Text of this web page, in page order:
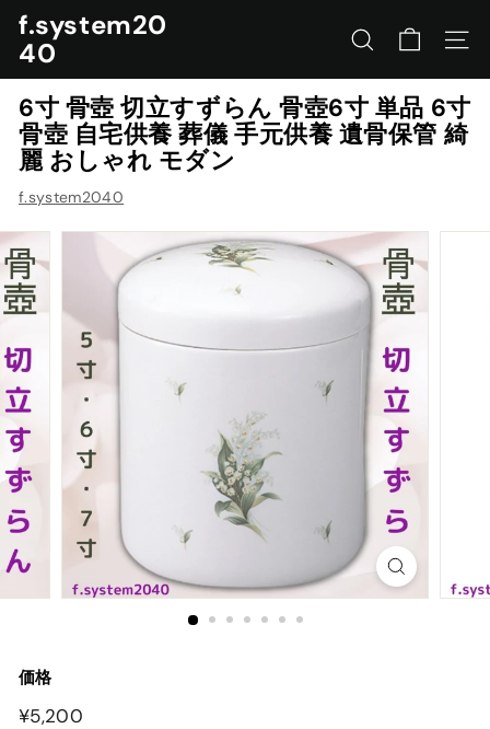
ン
プ
す
る
f.system20
40
サイトを検索する
ナビ
6寸 骨壺 切立すずらん 骨壺6寸 単品 6寸
骨壺 自宅供養 葬儀 手元供養 遺骨保管 綺
麗 おしゃれ モダン
f.system2040
価格
¥5,200